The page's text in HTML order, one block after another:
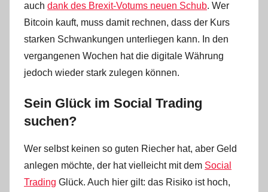
auch dank des Brexit-Votums neuen Schub. Wer
Bitcoin kauft, muss damit rechnen, dass der Kurs
starken Schwankungen unterliegen kann. In den
vergangenen Wochen hat die digitale Währung
jedoch wieder stark zulegen können.
Sein Glück im Social Trading
suchen?
Wer selbst keinen so guten Riecher hat, aber Geld
anlegen möchte, der hat vielleicht mit dem Social
Trading Glück. Auch hier gilt: das Risiko ist hoch,